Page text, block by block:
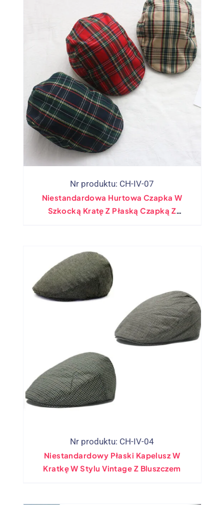
Nr produktu: CH-IV-07
Niestandardowa Hurtowa Czapka W
Szkocką Kratę Z Płaską Czapką Z
Nr produktu: CH-IV-04
Niestandardowy Płaski Kapelusz W
Kratkę W Stylu Vintage Z Bluszczem